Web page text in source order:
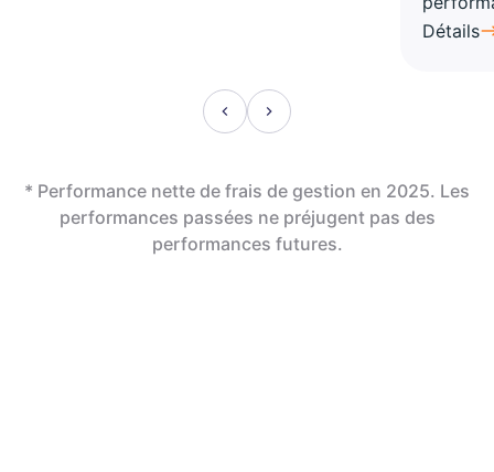
Détails
* Performance nette de frais de gestion en 2025. Les
performances passées ne préjugent pas des
performances futures.